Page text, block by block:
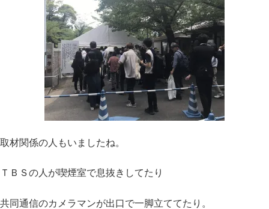
取材関係の人もいましたね。
ＴＢＳの人が喫煙室で息抜きしてたり
共同通信のカメラマンが出口で一脚立ててたり。